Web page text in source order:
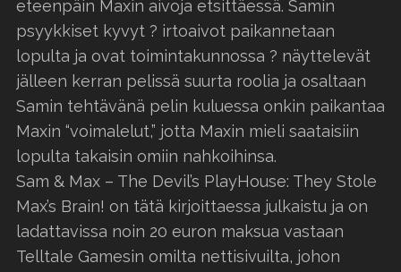
eteenpäin Maxin aivoja etsittäessä. Samin
psyykkiset kyvyt ? irtoaivot paikannetaan
lopulta ja ovat toimintakunnossa ? näyttelevät
jälleen kerran pelissä suurta roolia ja osaltaan
Samin tehtävänä pelin kuluessa onkin paikantaa
Maxin “voimalelut,” jotta Maxin mieli saataisiin
lopulta takaisin omiin nahkoihinsa.
Sam & Max – The Devil’s PlayHouse: They Stole
Max’s Brain! on tätä kirjoittaessa julkaistu ja on
ladattavissa noin 20 euron maksua vastaan
Telltale Gamesin omilta nettisivuilta, johon